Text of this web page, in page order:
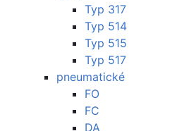
Typ 317
Typ 514
Typ 515
Typ 517
pneumatické
FO
FC
DA